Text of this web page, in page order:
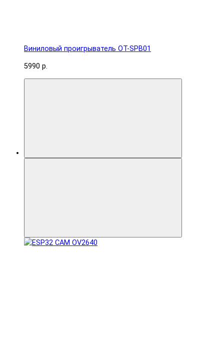
Виниловый проигрыватель OT-SPB01
5990 р.